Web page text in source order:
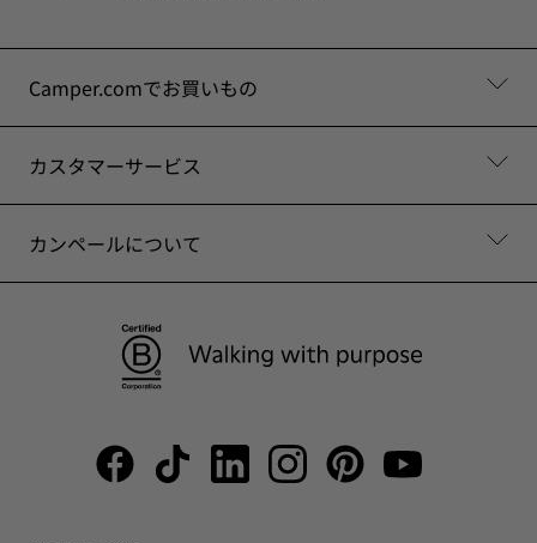
Camper.comでお買いもの
カスタマーサービス
カンペールについて